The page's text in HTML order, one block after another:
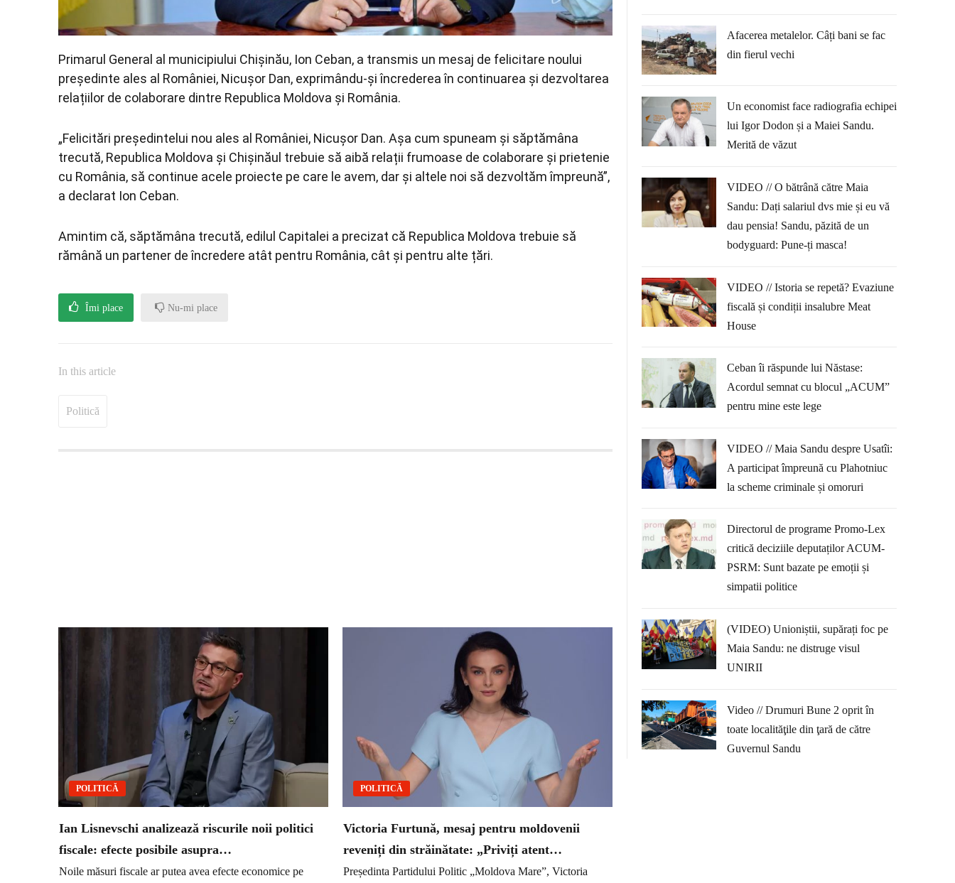
Primarul General al municipiului Chișinău, Ion Ceban, a transmis un mesaj de felicitare noului
președinte ales al României, Nicușor Dan, exprimându-și încrederea în continuarea și dezvoltarea
relațiilor de colaborare dintre Republica Moldova și România.
„Felicitări președintelui nou ales al României, Nicușor Dan. Așa cum spuneam și săptămâna
trecută, Republica Moldova și Chișinăul trebuie să aibă relații frumoase de colaborare și prietenie
cu România, să continue acele proiecte pe care le avem, dar și altele noi să dezvoltăm împreună”,
a declarat Ion Ceban.
Amintim că, săptămâna trecută, edilul Capitalei a precizat că Republica Moldova trebuie să
rămână un partener de încredere atât pentru România, cât și pentru alte țări.
Îmi place Nu-mi place
In this article
Politică
POLITICĂ
Ian Lisnevschi analizează riscurile noii politici
fiscale: efecte posibile asupra…
Noile măsuri fiscale ar putea avea efecte economice pe
POLITICĂ
Victoria Furtună, mesaj pentru moldovenii
reveniți din străinătate: „Priviți atent…
Președinta Partidului Politic „Moldova Mare”, Victoria
Afacerea metalelor. Câți bani se fac
din fierul vechi
Un economist face radiografia echipei
lui Igor Dodon și a Maiei Sandu.
Merită de văzut
VIDEO // O bătrână către Maia
Sandu: Dați salariul dvs mie și eu vă
dau pensia! Sandu, păzită de un
bodyguard: Pune-ți masca!
VIDEO // Istoria se repetă? Evaziune
fiscală și condiții insalubre Meat
House
Ceban îi răspunde lui Năstase:
Acordul semnat cu blocul „ACUM”
pentru mine este lege
VIDEO // Maia Sandu despre Usatîi:
A participat împreună cu Plahotniuc
la scheme criminale și omoruri
Directorul de programe Promo-Lex
critică deciziile deputaților ACUM-
PSRM: Sunt bazate pe emoții și
simpatii politice
(VIDEO) Unioniștii, supărați foc pe
Maia Sandu: ne distruge visul
UNIRII
Video // Drumuri Bune 2 oprit în
toate localităţile din ţară de către
Guvernul Sandu